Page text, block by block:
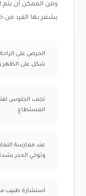
ومن الممكن أن يتم
يشعر بها الفرد من
الحرص على
شكل على الظهر
تجنب الجلوس
المستطاع.
عند ممارسة
وتوخي الحذر بشدة
استشارة طبيب